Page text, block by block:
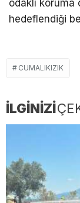
odaklı koruma
hedeflendiği
CUMALIKIZIK
İLGİNİZİ